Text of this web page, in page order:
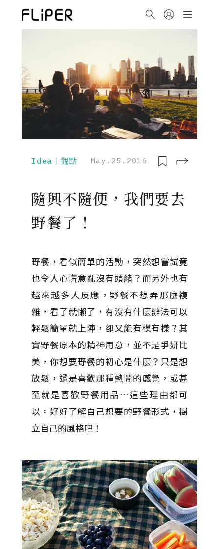
Idea｜觀點 May.25.2016
隨興不隨便，我們要去
野餐了！
野餐，看似簡單的活動，突然想嘗試竟
也令人心慌意亂沒有頭緒？而另外也有
越來越多人反應，野餐不想弄那麼複
雜，看了就懶了，有沒有什麼辦法可以
輕鬆簡單就上陣，卻又能有模有樣？其
實野餐原本的精神用意，並不是爭妍比
美，你想要野餐的初心是什麼？只是想
放鬆，還是喜歡那種熱鬧的感覺，或甚
至就是喜歡野餐用品…這些理由都可
以。好好了解自己想要的野餐形式，樹
立自己的風格吧！